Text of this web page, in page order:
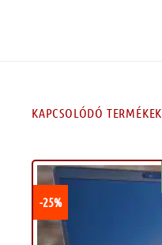
KAPCSOLÓDÓ TERMÉKEK
-25%